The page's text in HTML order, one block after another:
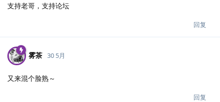
支持老哥，支持论坛
回复
雾茶 30 5月
又来混个脸熟～
回复